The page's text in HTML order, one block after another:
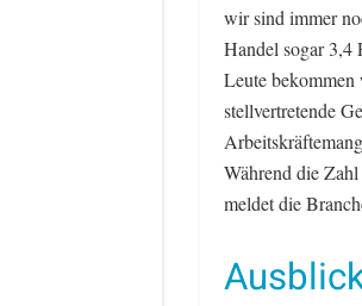
wir sind immer
Handel sogar 3,4
Leute bekommen
stellvertretende
Während die
meldet die